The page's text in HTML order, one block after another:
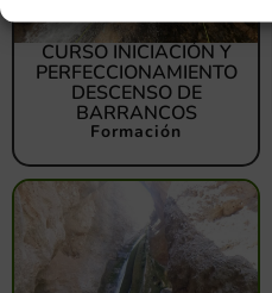
CURSO INICIACIÓN Y
PERFECCIONAMIENTO
DESCENSO DE
BARRANCOS
Formación